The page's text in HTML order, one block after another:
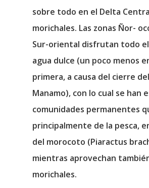
sobre todo en el Delta
morichales. Las zonas Ñor-
Sur-oriental disfrutan todo
agua dulce (un poco menos
primera, a causa del cierre
Manamo), con lo cual se han
comunidades permanentes
principalmente de la pesca,
del morocoto (Piaractus
mientras aprovechan
morichales.